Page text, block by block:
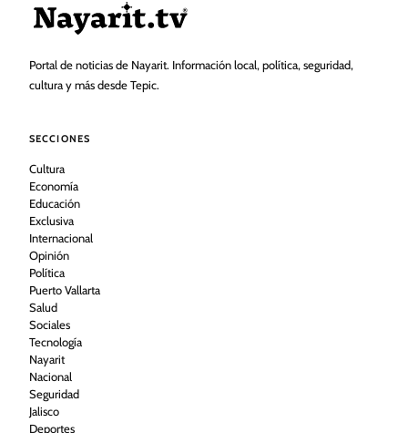
Portal de noticias de Nayarit. Información local, política, seguridad,
cultura y más desde Tepic.
SECCIONES
Cultura
Economía
Educación
Exclusiva
Internacional
Opinión
Política
Puerto Vallarta
Salud
Sociales
Tecnología
Nayarit
Nacional
Seguridad
Jalisco
Deportes